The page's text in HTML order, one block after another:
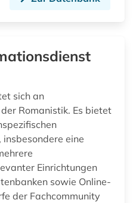
sich an
Romanistik. Es bietet
insbesondere eine
Einrichtungen
sowie Online-